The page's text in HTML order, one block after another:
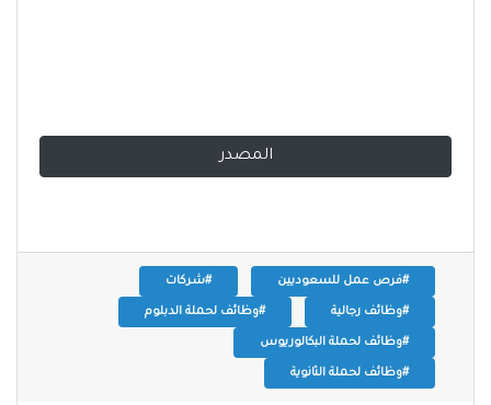
المصدر
#فرص عمل للسعوديين #شركات
#وظائف رجالية #وظائف لحملة الدبلوم
#وظائف لحملة البكالوريوس
#وظائف لحملة الثانوية